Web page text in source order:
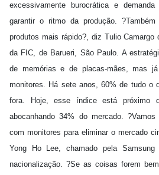
excessivamente burocrática e
garantir o ritmo da produção.
produtos mais rápido?, diz Tulio Camargo
da FIC, de Barueri, São Paulo. A
de memórias e de placas-mães, mas
monitores. Há sete anos, 60% de tudo o
fora. Hoje, esse índice está próximo
abocanhando 34% do mercado.
com monitores para eliminar o mercado
Yong Ho Lee, chamado pela
nacionalização. ?Se as coisas forem